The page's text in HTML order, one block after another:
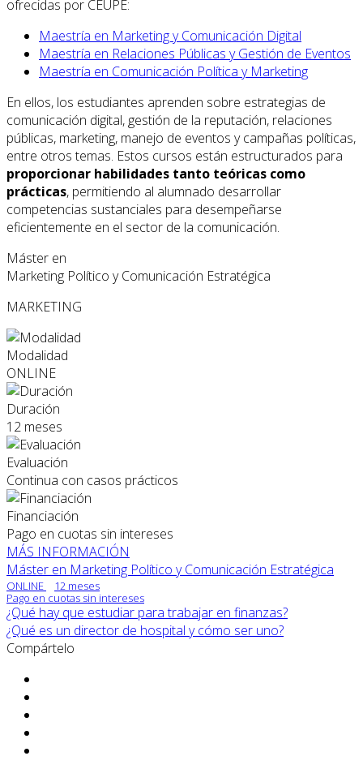
ofrecidas por CEUPE:
Maestría en Marketing y Comunicación Digital
Maestría en Relaciones Públicas y Gestión de Eventos
Maestría en Comunicación Política y Marketing
En ellos, los estudiantes aprenden sobre estrategias de
comunicación digital, gestión de la reputación, relaciones
públicas, marketing, manejo de eventos y campañas políticas,
entre otros temas. Estos cursos están estructurados para
proporcionar habilidades tanto teóricas como
prácticas, permitiendo al alumnado desarrollar
competencias sustanciales para desempeñarse
eficientemente en el sector de la comunicación.
Máster en
Marketing Político y Comunicación Estratégica
MARKETING
Modalidad
ONLINE
Duración
12 meses
Evaluación
Continua con casos prácticos
Financiación
Pago en cuotas sin intereses
MÁS INFORMACIÓN
Máster en Marketing Político y Comunicación Estratégica
ONLINE
12 meses
Pago en cuotas sin intereses
¿Qué hay que estudiar para trabajar en finanzas?
¿Qué es un director de hospital y cómo ser uno?
Compártelo